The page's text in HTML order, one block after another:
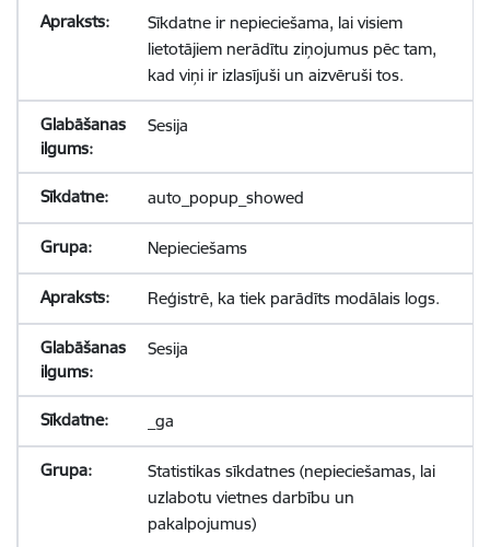
Sīkdatne ir nepieciešama, lai visiem
lietotājiem nerādītu ziņojumus pēc tam,
kad viņi ir izlasījuši un aizvēruši tos.
Sesija
auto_popup_showed
Nepieciešams
Reģistrē, ka tiek parādīts modālais logs.
Sesija
_ga
Statistikas sīkdatnes (nepieciešamas, lai
uzlabotu vietnes darbību un
pakalpojumus)